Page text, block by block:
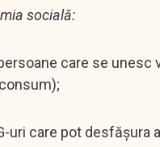
socială:
care se
uri care pot